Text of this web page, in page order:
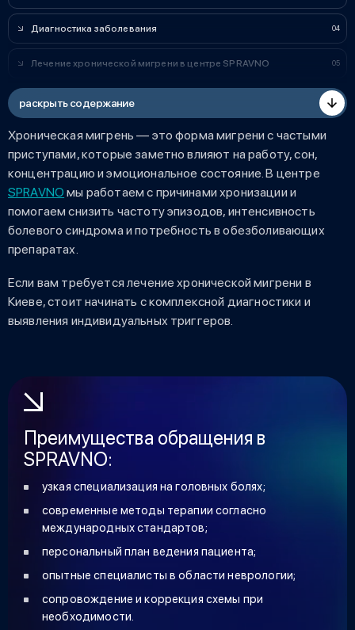
Диагностика заболевания
Лечение хронической мигрени в центре SPRAVNO
раскрыть содержание
Хроническая мигрень — это форма мигрени с частыми
приступами, которые заметно влияют на работу, сон,
концентрацию и эмоциональное состояние. В центре
SPRAVNO мы работаем с причинами хронизации и
помогаем снизить частоту эпизодов, интенсивность
болевого синдрома и потребность в обезболивающих
препаратах.
Если вам требуется лечение хронической мигрени в
Киеве, стоит начинать с комплексной диагностики и
выявления индивидуальных триггеров.
Преимущества обращения в
SPRAVNO:
узкая специализация на головных болях;
современные методы терапии согласно
международных стандартов;
персональный план ведения пациента;
опытные специалисты в области неврологии;
сопровождение и коррекция схемы при
необходимости.